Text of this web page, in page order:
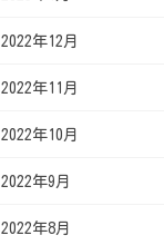
2022年12月
2022年11月
2022年10月
2022年9月
2022年8月